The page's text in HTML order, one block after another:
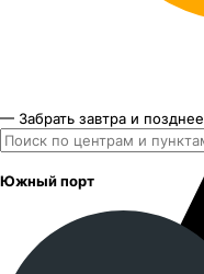
— Забрать завтра и позднее
Южный порт